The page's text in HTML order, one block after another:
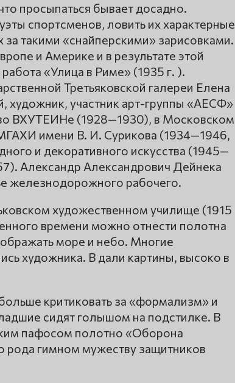
просыпаться бывает досадно.
спортсменов, ловить их характерные
такими «снайперскими» зарисовками.
и Америке и в результате этой
«Улица в Риме» (1935 г. ).
Третьяковской галереи Елена
художник, участник арт-группы «АЕСФ»
ВХУТЕИНе (1928—1930), в Московском
имени В. И. Сурикова (1934—1946,
и декоративного искусства (1945—
Александр Александрович Дейнека
железнодорожного рабочего.
художественном училище (1915
времени можно отнести полотна
море и небо. Многие
художника. В дали картины, высоко в
критиковать за «формализм» и
сидят голышом на подстилке. В
пафосом полотно «Оборона
рода гимном мужеству защитников